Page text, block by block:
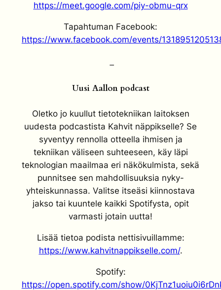
https://meet.google.com/piy-obmu-qrx
Tapahtuman Facebook:
https://www.facebook.com/events/
–
Uusi Aallon podcast
Oletko jo kuullut tietotekniikan laitoksen
uudesta podcastista Kahvit näppikselle? Se
syventyy rennolla otteella ihmisen ja
tekniikan väliseen suhteeseen, käy läpi
teknologian maailmaa eri näkökulmista, sekä
punnitsee sen mahdollisuuksia nyky-
yhteiskunnassa. Valitse itseäsi kiinnostava
jakso tai kuuntele kaikki Spotifysta, opit
varmasti jotain uutta!
Lisää tietoa podista nettisivuillamme:
https://www.kahvitnappikselle.com/.
Spotify:
https://open.spotify.com/show/